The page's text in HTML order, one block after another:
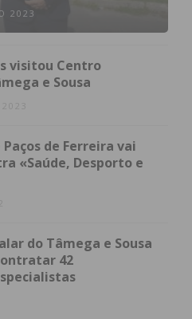
2023
visitou Centro
e Sousa
de Ferreira vai
«Saúde, Desporto e
do Tâmega e Sousa
42